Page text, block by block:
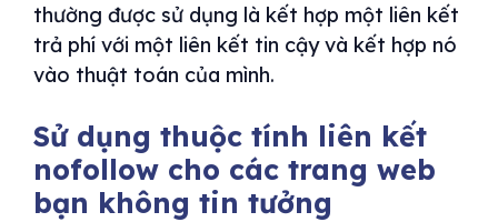
thường được sử dụng là kết hợp một liên kết
trả phí với một liên kết tin cậy và kết hợp nó
vào thuật toán của mình.
Sử dụng thuộc tính liên kết
nofollow cho các trang web
bạn không tin tưởng